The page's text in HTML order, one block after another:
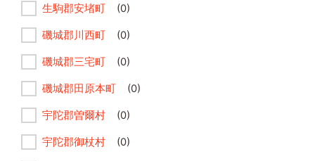
生駒郡安堵町 (0)
磯城郡川西町 (0)
磯城郡三宅町 (0)
磯城郡田原本町 (0)
宇陀郡曽爾村 (0)
宇陀郡御杖村 (0)